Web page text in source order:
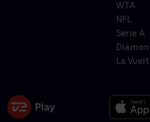
WTA
NFL
Serie A
La